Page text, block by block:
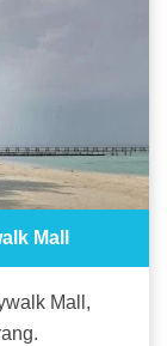
Mall
Mall,